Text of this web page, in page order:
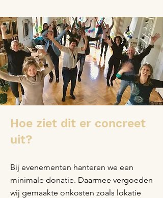
Hoe ziet dit er concreet
uit?
Bij evenementen hanteren we een
minimale donatie. Daarmee vergoeden
wij gemaakte onkosten zoals lokatie